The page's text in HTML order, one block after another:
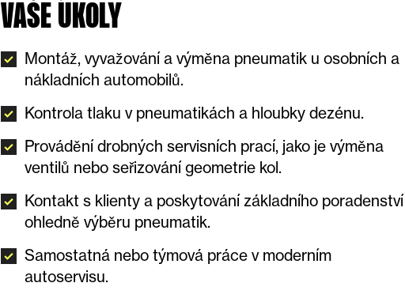
VAŠE ÚKOLY
Montáž, vyvažování a výměna pneumatik u osobních a
nákladních automobilů.
Kontrola tlaku v pneumatikách a hloubky dezénu.
Provádění drobných servisních prací, jako je výměna
ventilů nebo seřizování geometrie kol.
Kontakt s klienty a poskytování základního poradenství
ohledně výběru pneumatik.
Samostatná nebo týmová práce v moderním
autoservisu.